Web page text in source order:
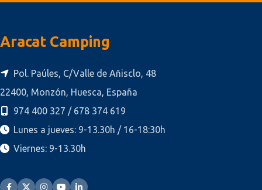
Aracat Camping
Pol. Paúles, C/Valle de Añisclo, 48
22400, Monzón, Huesca, España
974 400 327 / 678 374 619
Lunes a jueves: 9-13.30h / 16-18:30h
Viernes: 9-13.30h